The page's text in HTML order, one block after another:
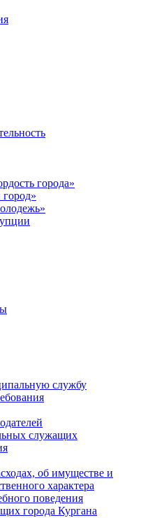
города»
службу
служащих
об имуществе и
характера
поведения
города Кургана